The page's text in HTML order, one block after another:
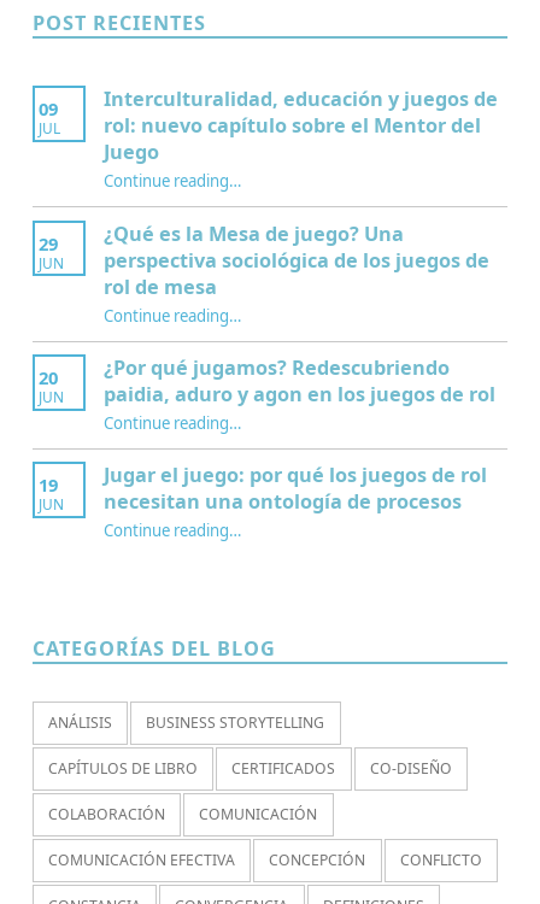
POST RECIENTES
09
JUL
Interculturalidad, educación y juegos de
rol: nuevo capítulo sobre el Mentor del
Juego
Continue reading“Interculturalidad, educación y juegos de rol: nuevo capítulo sobre el Mentor del Juego”
…
29
JUN
¿Qué es la Mesa de juego? Una
perspectiva sociológica de los juegos de
rol de mesa
Continue reading“¿Qué es la Mesa de juego? Una perspectiva sociológica de los juegos de rol de mesa”
…
20
JUN
¿Por qué jugamos? Redescubriendo
paidia, aduro y agon en los juegos de rol
Continue reading“¿Por qué jugamos? Redescubriendo paidia, aduro y agon en los juegos de rol”
…
19
JUN
Jugar el juego: por qué los juegos de rol
necesitan una ontología de procesos
Continue reading“Jugar el juego: por qué los juegos de rol necesitan una ontología de procesos”
…
CATEGORÍAS DEL BLOG
ANÁLISIS BUSINESS STORYTELLING
CAPÍTULOS DE LIBRO CERTIFICADOS CO-DISEÑO
COLABORACIÓN COMUNICACIÓN
COMUNICACIÓN EFECTIVA CONCEPCIÓN CONFLICTO